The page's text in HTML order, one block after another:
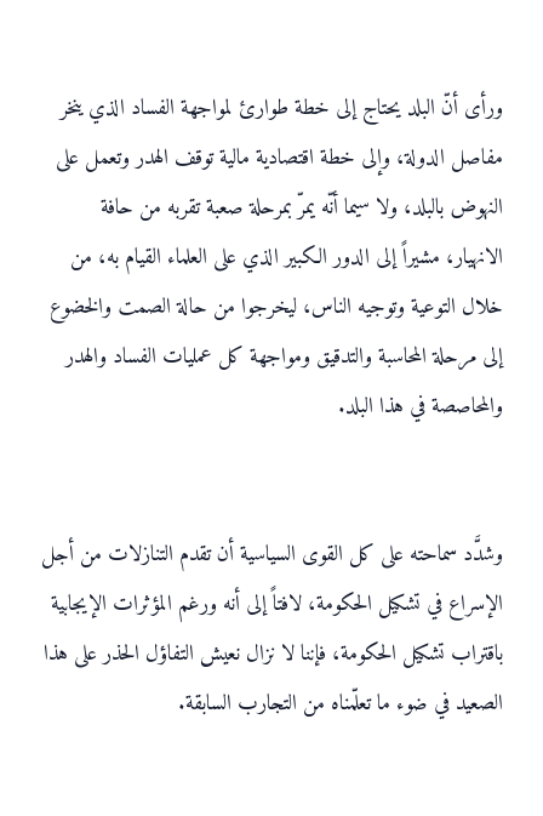
ورأى أنّ البلد يحتاج إلى خطة طوارئ لمواجهة الفساد الذي ينخر
مفاصل الدولة، وإلى خطة اقتصادية مالية توقف الهدر وتعمل على
النهوض بالبلد، ولا سيما أنّه يمرّ بمرحلة صعبة تقربه من حافة
الانهيار، مشيراً إلى الدور الكبير الذي على العلماء القيام به، من
خلال التوعية وتوجيه الناس، ليخرجوا من حالة الصمت والخضوع
إلى مرحلة المحاسبة والتدقيق ومواجهة كل عمليات الفساد والهدر
والمحاصصة في هذا البلد.
وشدَّد سماحته على كل القوى السياسية أن تقدم التنازلات من أجل
الإسراع في تشكيل الحكومة، لافتاً إلى أنه ورغم المؤثرات الإيجابية
باقتراب تشكيل الحكومة، فإننا لا نزال نعيش التفاؤل الحذر على هذا
الصعيد في ضوء ما تعلّمناه من التجارب السابقة.